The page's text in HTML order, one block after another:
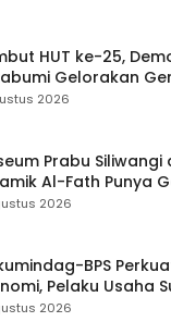
HUT ke-25,
Gelorakan
Lewat Aksi Bersih
2026
Prabu Siliwangi
Al-Fath Punya
500 Koleksi
2026
BPS
Pelaku Usaha
Beri Data
2026